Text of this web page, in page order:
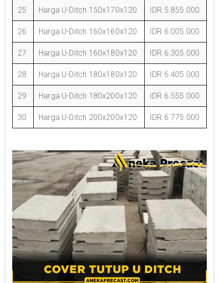
25 Harga U-Ditch 150x170x120 IDR 5.855.000
26 Harga U-Ditch 160x160x120 IDR 6.005.000
27 Harga U-Ditch 160x180x120 IDR 6.305.000
28 Harga U-Ditch 180x180x120 IDR 6.405.000
29 Harga U-Ditch 180x200x120 IDR 6.555.000
30 Harga U-Ditch 200x200x120 IDR 6.775.000